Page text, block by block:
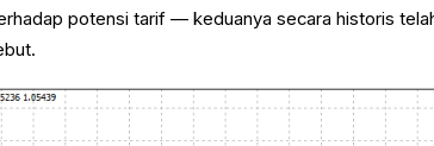
potensi tarif — keduanya secara historis